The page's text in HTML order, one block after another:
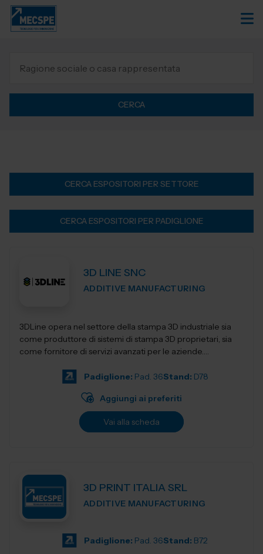
CERCA
CERCA ESPOSITORI PER SETTORE
CERCA ESPOSITORI PER PADIGLIONE
3D LINE SNC
ADDITIVE MANUFACTURING
3DLine opera nel settore della stampa 3D industriale sia
come produttore di sistemi di stampa 3D proprietari, sia
come fornitore di servizi avanzati per le aziende.
Padiglione: Pad. 36Stand: D78
Aggiungi ai preferiti
Vai alla scheda
3D PRINT ITALIA SRL
ADDITIVE MANUFACTURING
Padiglione: Pad. 36Stand: B72